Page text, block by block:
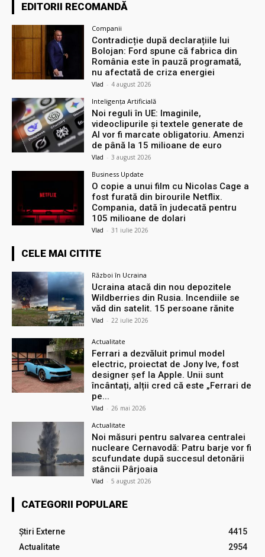
EDITORII RECOMANDĂ
Companii
Contradicție după declarațiile lui
Bolojan: Ford spune că fabrica din
România este în pauză programată,
nu afectată de criza energiei
Vlad - 4 august 2026
Inteligența Artificială
Noi reguli în UE: Imaginile,
videoclipurile și textele generate de
AI vor fi marcate obligatoriu. Amenzi
de până la 15 milioane de euro
Vlad - 3 august 2026
Business Update
O copie a unui film cu Nicolas Cage a
fost furată din birourile Netflix.
Compania, dată în judecată pentru
105 milioane de dolari
Vlad - 31 iulie 2026
CELE MAI CITITE
Război în Ucraina
Ucraina atacă din nou depozitele
Wildberries din Rusia. Incendiile se
văd din satelit. 15 persoane rănite
Vlad - 22 iulie 2026
Actualitate
Ferrari a dezvăluit primul model
electric, proiectat de Jony Ive, fost
designer șef la Apple. Unii sunt
încântați, alții cred că este „Ferrari de
pe...
Vlad - 26 mai 2026
Actualitate
Noi măsuri pentru salvarea centralei
nucleare Cernavodă: Patru barje vor fi
scufundate după succesul detonării
stâncii Pârjoaia
Vlad - 5 august 2026
CATEGORII POPULARE
Știri Externe
4415
Actualitate
2954